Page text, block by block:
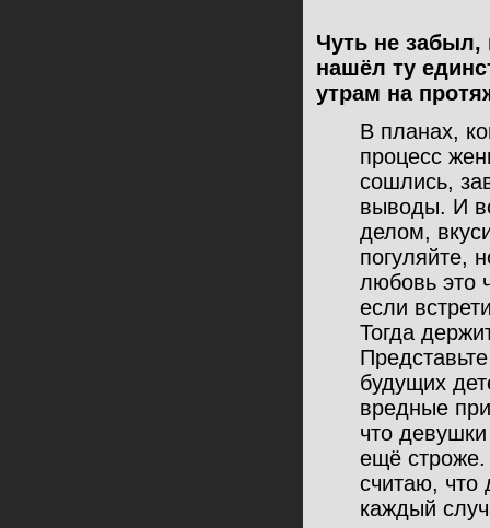
Чуть не забыл,
нашёл ту
утрам на
В планах,
процесс
сошлись,
выводы. И
делом,
погуляйте,
любовь это
если
Тогда
будущих
вредные
что
ещё строже.
считаю, что
каждый